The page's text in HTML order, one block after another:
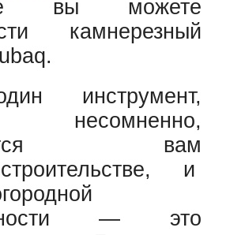
вы можете
камнерезный
инструмент,
несомненно,
вам
и
— это